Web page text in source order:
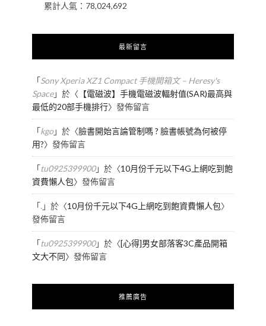
累計人氣： 78,024,692
最新留言
「Sony Xperia XZ1 Compact 手機開箱文 – Heresy's
Space」於〈 【電磁波】手機電磁波輻射值(SAR)最高與
最低的20部手機排行〉發佈留言
「kgo」於〈臉書開始言論管制嗎 ? 臉書帳號為何被停
用?〉發佈留言
「tu0925399900」於〈10月份千元以下4G上網吃到飽
資費懶人包〉發佈留言
「.」於〈10月份千元以下4G上網吃到飽資費懶人包〉
發佈留言
「tu0925399900」於〈[心得]男女部落客3C產品開箱
文大不同〉發佈留言
推薦廣告